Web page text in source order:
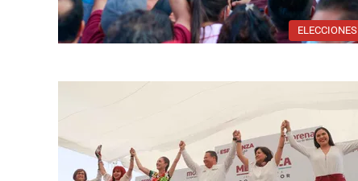
ELECCIONES